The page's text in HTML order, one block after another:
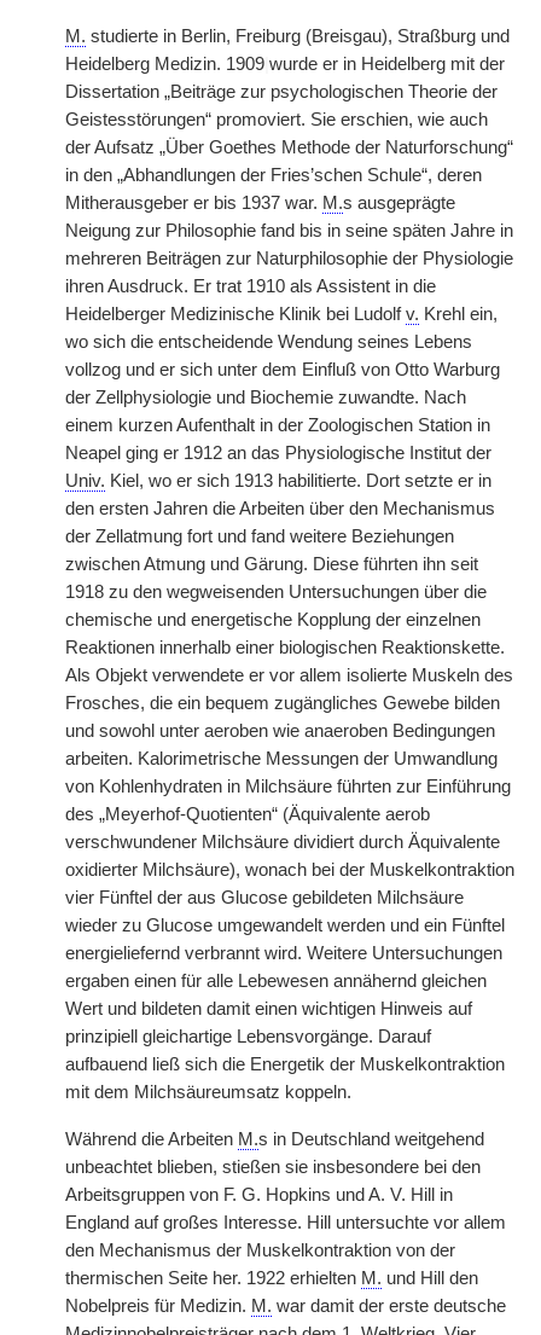
M. studierte in Berlin, Freiburg (Breisgau), Straßburg und
Heidelberg Medizin. 1909 wurde er in Heidelberg mit der
Dissertation „Beiträge zur psychologischen Theorie der
Geistesstörungen“ promoviert. Sie erschien, wie auch
der Aufsatz „Über Goethes Methode der Naturforschung“
in den „Abhandlungen der Fries’schen Schule“, deren
Mitherausgeber er bis 1937 war. M.s ausgeprägte
Neigung zur Philosophie fand bis in seine späten Jahre in
mehreren Beiträgen zur Naturphilosophie der Physiologie
ihren Ausdruck. Er trat 1910 als Assistent in die
Heidelberger Medizinische Klinik bei Ludolfv. Krehl ein,
wo sich die entscheidende Wendung seines Lebens
vollzog und er sich unter dem Einfluß von Otto Warburg
der Zellphysiologie und Biochemie zuwandte. Nach
einem kurzen Aufenthalt in der Zoologischen Station in
Neapel ging er 1912 an das Physiologische Institut der
Univ. Kiel, wo er sich 1913 habilitierte. Dort setzte er in
den ersten Jahren die Arbeiten über den Mechanismus
der Zellatmung fort und fand weitere Beziehungen
zwischen Atmung und Gärung. Diese führten ihn seit
1918 zu den wegweisenden Untersuchungen über die
chemische und energetische Kopplung der einzelnen
Reaktionen innerhalb einer biologischen Reaktionskette.
Als Objekt verwendete er vor allem isolierte Muskeln des
Frosches, die ein bequem zugängliches Gewebe bilden
und sowohl unter aeroben wie anaeroben Bedingungen
arbeiten. Kalorimetrische Messungen der Umwandlung
von Kohlenhydraten in Milchsäure führten zur Einführung
des „Meyerhof-Quotienten“ (Äquivalente aerob
verschwundener Milchsäure dividiert durch Äquivalente
oxidierter Milchsäure), wonach bei der Muskelkontraktion
vier Fünftel der aus Glucose gebildeten Milchsäure
wieder zu Glucose umgewandelt werden und ein Fünftel
energieliefernd verbrannt wird. Weitere Untersuchungen
ergaben einen für alle Lebewesen annähernd gleichen
Wert und bildeten damit einen wichtigen Hinweis auf
prinzipiell gleichartige Lebensvorgänge. Darauf
aufbauend ließ sich die Energetik der Muskelkontraktion
mit dem Milchsäureumsatz koppeln.
Während die Arbeiten M.s in Deutschland weitgehend
unbeachtet blieben, stießen sie insbesondere bei den
Arbeitsgruppen von F. G. Hopkins und A. V. Hill in
England auf großes Interesse. Hill untersuchte vor allem
den Mechanismus der Muskelkontraktion von der
thermischen Seite her. 1922 erhielten M. und Hill den
Nobelpreis für Medizin. M. war damit der erste deutsche